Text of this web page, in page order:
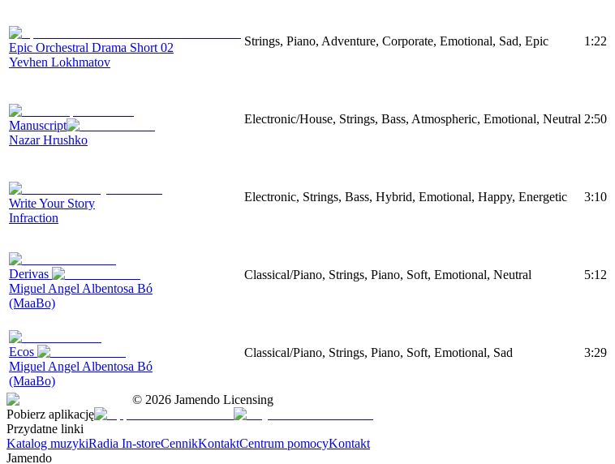
Epic Orchestral Drama Short 02
Yevhen Lokhmatov
Strings, Piano, Adventure, Corporate, Emotional, Sad, Epic 1:22
Manuscript
Nazar Hrushko
Electronic/House, Strings, Bass, Atmospheric, Emotional, Neutral 2:50
Write Your Story
Infraction
Electronic, Strings, Bass, Hybrid, Emotional, Happy, Energetic 3:10
Derivas
Miguel Angel Albentosa Bó
(MaaBo)
Classical/Piano, Strings, Piano, Soft, Emotional, Neutral 5:12
Ecos
Miguel Angel Albentosa Bó
(MaaBo)
Classical/Piano, Strings, Piano, Soft, Emotional, Sad 3:29
© 2026 Jamendo Licensing
Pobierz aplikację
Przydatne linki
Katalog muzykiRadia In-storeCennikKontaktCentrum pomocyKontakt
Jamendo